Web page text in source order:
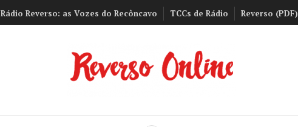
Rádio Reverso: as Vozes do Recôncavo TCCs de Rádio Reverso (PDF)
Reverso Online